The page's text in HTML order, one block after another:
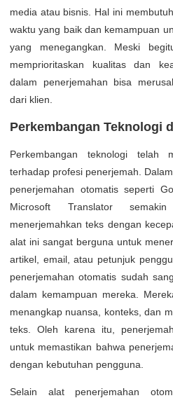
media atau bisnis. Hal ini
waktu yang baik dan kemampuan
yang menegangkan. Meski
memprioritaskan kualitas dan
dalam penerjemahan bisa
dari klien.
Perkembangan Teknologi
Perkembangan teknologi telah
terhadap profesi penerjemah.
penerjemahan otomatis seperti
Microsoft Translator
menerjemahkan teks dengan
alat ini sangat berguna untuk
artikel, email, atau petunjuk
penerjemahan otomatis sudah
dalam kemampuan mereka.
menangkap nuansa, konteks, dan
teks. Oleh karena itu,
untuk memastikan bahwa
dengan kebutuhan pengguna.
Selain alat penerjemahan